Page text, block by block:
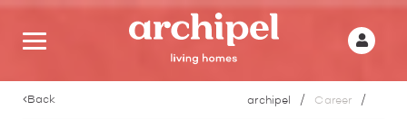
Back archipel Career